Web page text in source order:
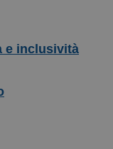
e inclusività